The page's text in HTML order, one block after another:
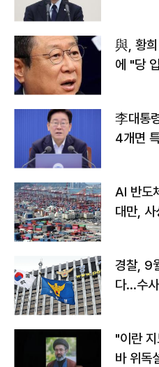
與, 황
에 "당
李대통
4개면
AI 반도
대만,
경찰, 9
다…수
"이란
바 위독